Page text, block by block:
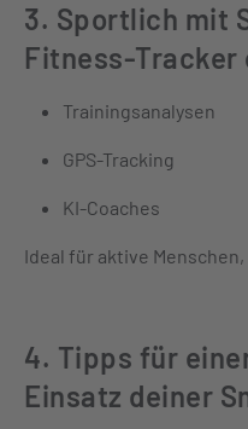
3. Sportlich mit
Fitness-Tracker
Trainingsanalysen
GPS-Tracking
KI-Coaches
Ideal für aktive
4. Tipps für
Einsatz deiner